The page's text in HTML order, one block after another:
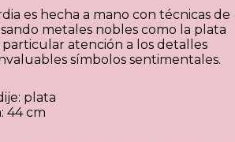
es hecha a mano con técnicas de
metales nobles como la plata
atención a los detalles
símbolos sentimentales.
plata
44 cm